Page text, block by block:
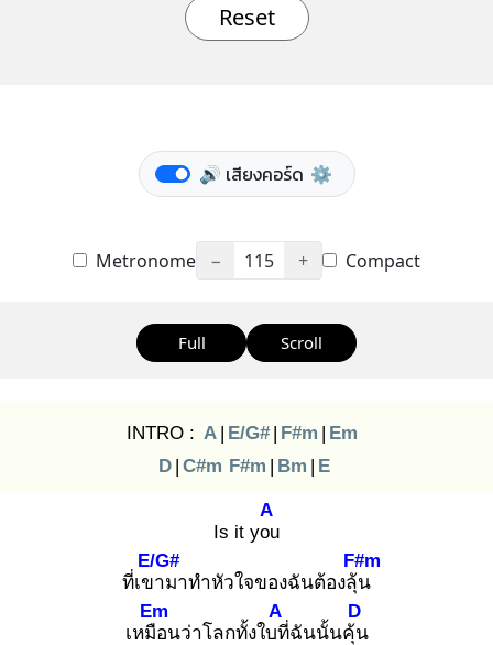
Reset
🔊 เสียงคอร์ด ⚙️
Metronome − 115 + Compact
Full Scroll
INTRO : A | E/G# | F#m | Em
D | C#m F#m | Bm | E
Is it you
A
ที่เขา
E/G#
มาทำหัวใจของฉันต้องลุ้น
F#m
เหมือ
Em
นว่าโลกทั้งใบที่
A
ฉันนั้นคุ้น
D